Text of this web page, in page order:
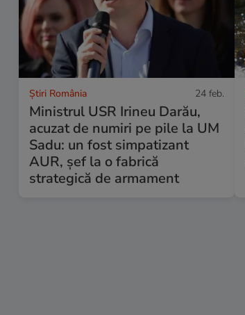
Știri România 24 feb.
Ministrul USR Irineu Darău,
acuzat de numiri pe pile la UM
Sadu: un fost simpatizant
AUR, șef la o fabrică
strategică de armament